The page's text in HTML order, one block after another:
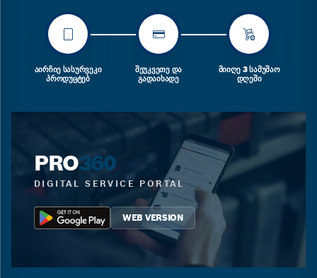
ᲐᲘᲠᲩᲘᲔ ᲡᲐᲡᲣᲠᲕᲔᲙᲘ
ᲞᲠᲝᲓᲣᲪᲢᲔᲑ
ᲨᲔᲣᲙᲕᲔᲗᲔ ᲓᲐ
ᲒᲐᲓᲐᲘᲮᲐᲓᲔ
ᲛᲘᲘᲦᲔ 3 ᲡᲐᲛᲣᲨᲐᲝ
ᲓᲦᲔᲨᲘ
PRO360
DIGITAL SERVICE PORTAL
WEB VERSION